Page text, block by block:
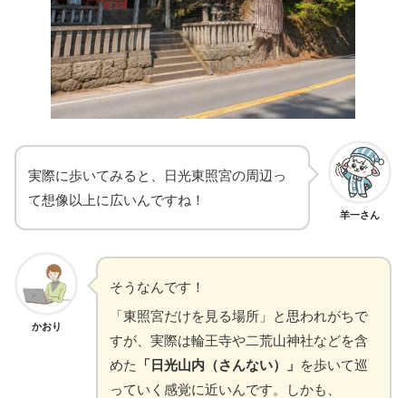
羊一さん
実際に歩いてみると、日光東照宮の周辺っ
て想像以上に広いんですね！
かおり
そうなんです！
「東照宮だけを見る場所」と思われがちで
すが、実際は輪王寺や二荒山神社などを含
めた
「日光山内（さんない）」 を歩いて巡
っていく感覚に近いんです。しかも、